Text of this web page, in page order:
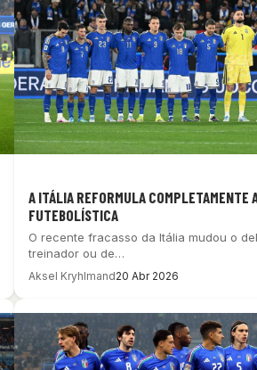
A ITÁLIA REFORMULA COMPLETAMENTE
FUTEBOLÍSTICA
O recente fracasso da Itália mudou o
treinador ou de…
Aksel Kryhlmand20 Abr 2026